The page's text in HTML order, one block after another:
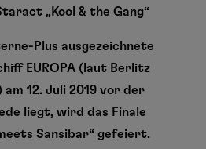
„Kool & the Gang“
Plus ausgezeichnete
EUROPA (laut Berlitz
am 12. Juli 2019 vor der
liegt, wird das Finale
Sansibar“ gefeiert.